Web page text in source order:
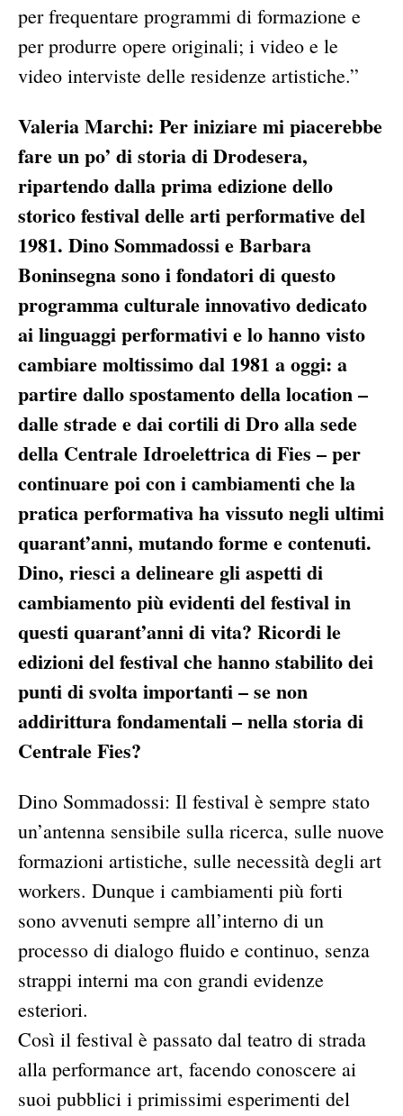
per frequentare programmi di formazione e
per produrre opere originali; i video e le
video interviste delle residenze artistiche.”
Valeria Marchi: Per iniziare mi piacerebbe
fare un po’ di storia di Drodesera,
ripartendo dalla prima edizione dello
storico festival delle arti performative del
1981. Dino Sommadossi e Barbara
Boninsegna sono i fondatori di questo
programma culturale innovativo dedicato
ai linguaggi performativi e lo hanno visto
cambiare moltissimo dal 1981 a oggi: a
partire dallo spostamento della location –
dalle strade e dai cortili di Dro alla sede
della Centrale Idroelettrica di Fies – per
continuare poi con i cambiamenti che la
pratica performativa ha vissuto negli ultimi
quarant’anni, mutando forme e contenuti.
Dino, riesci a delineare gli aspetti di
cambiamento più evidenti del festival in
questi quarant’anni di vita? Ricordi le
edizioni del festival che hanno stabilito dei
punti di svolta importanti – se non
addirittura fondamentali – nella storia di
Centrale Fies?
Dino Sommadossi: Il festival è sempre stato
un’antenna sensibile sulla ricerca, sulle nuove
formazioni artistiche, sulle necessità degli art
workers. Dunque i cambiamenti più forti
sono avvenuti sempre all’interno di un
processo di dialogo fluido e continuo, senza
strappi interni ma con grandi evidenze
esteriori.
Così il festival è passato dal teatro di strada
alla performance art, facendo conoscere ai
suoi pubblici i primissimi esperimenti del